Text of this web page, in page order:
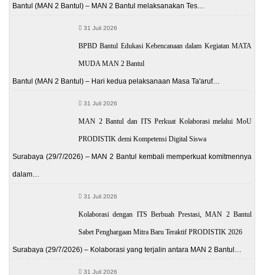
Bantul (MAN 2 Bantul) – MAN 2 Bantul melaksanakan Tes…
31 Juli 2026
BPBD Bantul Edukasi Kebencanaan dalam Kegiatan MATA
MUDA MAN 2 Bantul
Bantul (MAN 2 Bantul) – Hari kedua pelaksanaan Masa Ta'aruf…
31 Juli 2026
MAN 2 Bantul dan ITS Perkuat Kolaborasi melalui MoU
PRODISTIK demi Kompetensi Digital Siswa
Surabaya (29/7/2026) – MAN 2 Bantul kembali memperkuat komitmennya
dalam…
31 Juli 2026
Kolaborasi dengan ITS Berbuah Prestasi, MAN 2 Bantul
Sabet Penghargaan Mitra Baru Teraktif PRODISTIK 2026
Surabaya (29/7/2026) – Kolaborasi yang terjalin antara MAN 2 Bantul…
31 Juli 2026